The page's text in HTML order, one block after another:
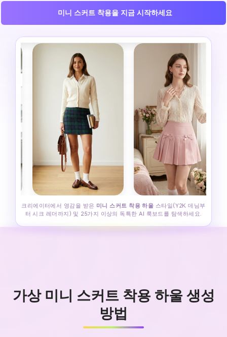
미니 스커트 착용을 지금 시작하세요
크리에이터에서 영감을 받은 미니 스커트 착용 하울 스타일(Y2K 데님부
터 시크 레더까지) 및 25가지 이상의 독특한 AI 룩보드를 탐색하세요.
가상 미니 스커트 착용 하울 생성
방법